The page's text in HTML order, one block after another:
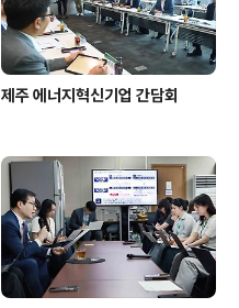
제주 에너지혁신기업 간담회